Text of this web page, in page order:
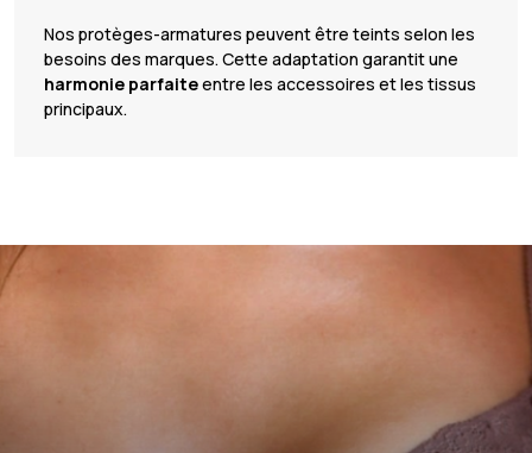
Nos protèges-armatures peuvent être teints selon les
besoins des marques. Cette adaptation garantit une
harmonie parfaiteentre les accessoires et les tissus
principaux.